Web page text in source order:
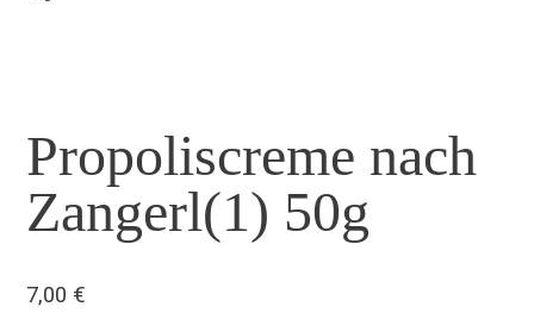
Propoliscreme nach
Zangerl(1) 50g
7,00 €